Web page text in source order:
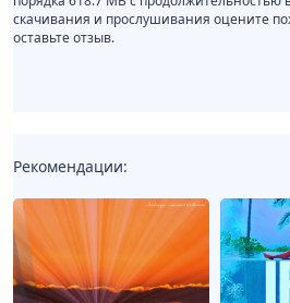
скачивания и прослушивания оцените
оставьте отзыв.
Рекомендации: